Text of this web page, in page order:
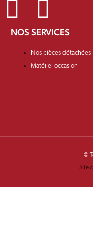
NOS SERVICES
Nos pièces détachées
Matériel occasion
©
Site